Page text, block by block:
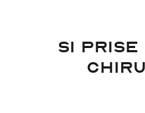
SI PRISE